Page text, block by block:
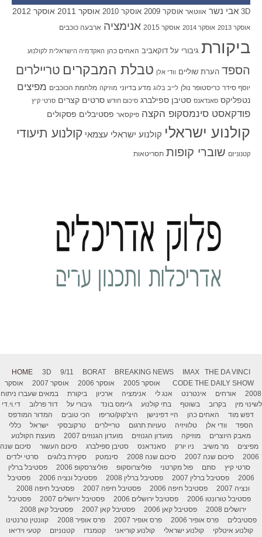
3D אבי נשר אווטאר אוסקר 2009 אוסקר 2010 אוסקר 2011 אוסקר 2012
אוסקר 2013 אוסקר 2014 אוסקר 2015 אנימציה ארבעה כוכבים
ביקורת גיבורי על דוקאביב האחים כהן האקדמיה הישראלית לקולנוע
הספד הערת שוליים וודי אלן טבלת המבקרים טריילרים
יוסף סידר כריסטופר נולן לייב בלוג מדע בדיוני מוזיקה מלחמת הכוכבים מפיצים
נטפליקס סאנדאנס סטיבן ספילברג סיכום חודש סרטים קצרים סרטי קיץ
פודקאסט סינמסקופ הקצה פיקסאר פסטיבלים פסקולים
קולנוע ישראלי קולנוע ישראלי עצמאי קולנוע תיעודי
קטנוניזם שוברי קופות תסריטאות
HOME 3D 9/11 BORAT BREAKING NEWS IMAX
THE DA VINCI
CODE THE DAILY SHOW אוסקר 2005 אוסקר 2006 אוסקר 2007
אוסקר
2008
אורחים אינטרנט אנג לי אנימציה ארכיון ביקורת
במאים שעברו ניתוח
לשינוי מין
בקרוב בשוטף בתי קולנוע ג'יימס בונד גיבורי על דוד פרלוב
די.וי.די
דפש מוד
האחים כהן היי דפינישן היצ'קוק/טריפו הכי טובים
המדור המודפס
הספד
וודי אלן טלוויזיה טעויות תרגום טריילרים טרקובסקי ישראל
כללי
מאבק היוצרים
מוזיקה מועדון הגנוזים מועדון הגנוזים 2007
מועצת הקולנוע
מפיצים
מר משיב ניו יורק סאנדאנס סטיבן ספילברג סיכום העשור
סיכום שנה
2006
סיכום שנה 2007 סיכום שנה 2008 סינמטק סקירת בלוגים
סרטי ילדים
סרטי קיץ
סתם פול מקרטני פוליצרוסקופ פוליצרסקופ 2006
פסטיבל ברלין
2006
פסטיבל ברלין 2007 פסטיבל ברלין 2008 פסטיבל ונציה 2006
פסטיבל
ונציה 2007
פסטיבל חיפה 2006 פסטיבל חיפה 2007
פסטיבל חיפה 2008
פסטיבל טורונטו 2006
פסטיבל ירושלים 2006 פסטיבל ירושלים 2007
פסטיבל
ירושלים 2008
פסטיבל קאן 2006 פסטיבל קאן 2007
פסטיבל קאן 2008
פסטיבלים
פרס אופיר 2006 פרס אופיר 2007 פרס אופיר 2008
קוונטין טרנטינו
קולנוע איטלקי
קולנוע ישראלי קולנוע קוריאני קטמנדו קטנוניזם
קטעי וידיאו